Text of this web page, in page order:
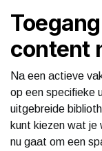
content
Na een actieve
op een specifieke
uitgebreide
kunt kiezen wat je
nu gaat om een